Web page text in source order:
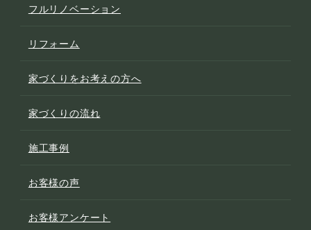
フルリノベーション
リフォーム
家づくりをお考えの方へ
家づくりの流れ
施工事例
お客様の声
お客様アンケート